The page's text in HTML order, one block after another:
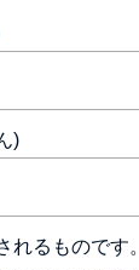
)
れるものです